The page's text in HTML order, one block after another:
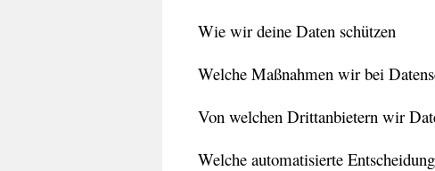
Wie wir deine Daten schützen
Welche Maßnahmen wir bei
Von welchen Drittanbietern wir
Welche automatisierte